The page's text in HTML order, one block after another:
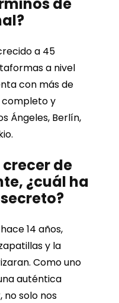
a 45
a nivel
con más de
completo y
Ángeles, Berlín,
de
¿cuál ha
14 años,
y la
Como uno
auténtica
solo nos